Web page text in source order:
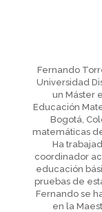
Fernando
Universidad
un Máster
Educación
Bogotá,
matemáticas
Ha
coordinador
educación
pruebas de
Fernando se
en la